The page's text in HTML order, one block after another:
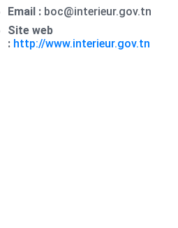
Email : boc@interieur.gov.tn
Site web
: http://www.interieur.gov.tn